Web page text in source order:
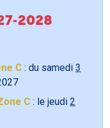
2028
C : du samedi 3
C : le jeudi 2